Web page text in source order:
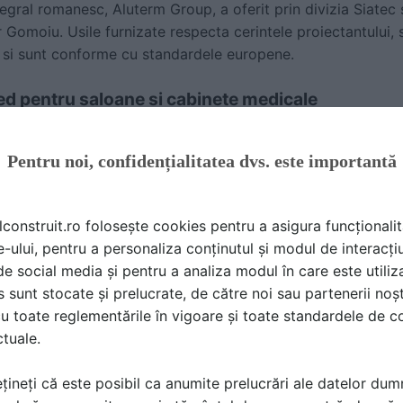
romanesc, Aluterm Group, a oferit prin divizia
Gomoiu. Usile furnizate respecta cerintele proiectantului,
sunt conforme cu standardele europene.
pentru saloane si cabinete medicale
proiectata in Romania pentru a intruni cerintele
blatul usii – sunt eliminate spatiile unde se depune praful
poate curata usor, cu apa si detergent fara a fi
de protectie metalice (kick plates) – pentru a fi
cu sistemele de automatizare
urgente
automat la sosirea ambulantelor (printr-un sistem
din zona de primiri urgente. Aceste usi se remarca prin
si prin compatibilitatea cu sistemul avansat de
Pentru noi, confidențialitatea dvs. este importantă
folosește cookies pentru a asigura
ului, pentru a personaliza conținutul și modul de
social media și pentru a analiza modul în care este
sunt stocate și prelucrate, de către noi sau partenerii
toate reglementările în vigoare și toate standardele de
că este posibil ca anumite prelucrări ale datelor